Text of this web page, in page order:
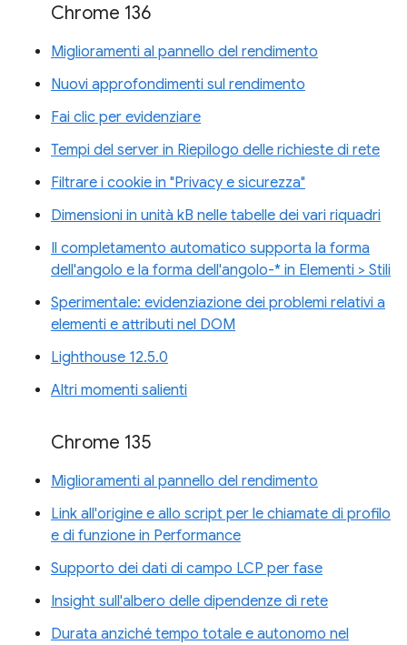
Chrome 136
Miglioramenti al pannello del rendimento
Nuovi approfondimenti sul rendimento
Fai clic per evidenziare
Tempi del server in Riepilogo delle richieste di rete
Filtrare i cookie in "Privacy e sicurezza"
Dimensioni in unità kB nelle tabelle dei vari riquadri
Il completamento automatico supporta la forma
dell'angolo e la forma dell'angolo-* in Elementi > Stili
Sperimentale: evidenziazione dei problemi relativi a
elementi e attributi nel DOM
Lighthouse 12.5.0
Altri momenti salienti
Chrome 135
Miglioramenti al pannello del rendimento
Link all'origine e allo script per le chiamate di profilo
e di funzione in Performance
Supporto dei dati di campo LCP per fase
Insight sull'albero delle dipendenze di rete
Durata anziché tempo totale e autonomo nel